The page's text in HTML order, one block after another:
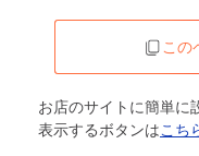
この
お店のサイトに簡単に
表示するボタンはこち